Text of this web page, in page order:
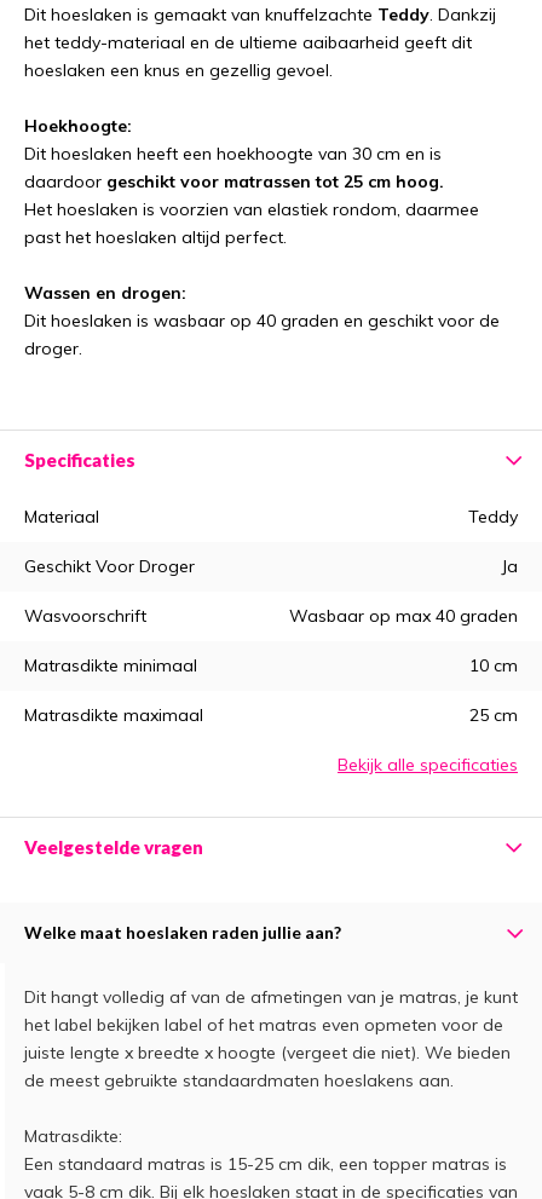
Dit hoeslaken is gemaakt van knuffelzachte Teddy. Dankzij
het teddy-materiaal en de ultieme aaibaarheid geeft dit
hoeslaken een knus en gezellig gevoel.
Hoekhoogte:
Dit hoeslaken heeft een hoekhoogte van 30 cm en is
daardoor geschikt voor matrassen tot 25 cm hoog.
Het hoeslaken is voorzien van elastiek rondom, daarmee
past het hoeslaken altijd perfect.
Wassen en drogen:
Dit hoeslaken is wasbaar op 40 graden en geschikt voor de
droger.
Specificaties
Materiaal Teddy
Geschikt Voor Droger Ja
Wasvoorschrift Wasbaar op max 40 graden
Matrasdikte minimaal 10 cm
Matrasdikte maximaal 25 cm
Bekijk alle specificaties
Veelgestelde vragen
Welke maat hoeslaken raden jullie aan?
Dit hangt volledig af van de afmetingen van je matras, je kunt
het label bekijken label of het matras even opmeten voor de
juiste lengte x breedte x hoogte (vergeet die niet). We bieden
de meest gebruikte standaardmaten hoeslakens aan.
Matrasdikte:
Een standaard matras is 15-25 cm dik, een topper matras is
vaak 5-8 cm dik. Bij elk hoeslaken staat in de specificaties van